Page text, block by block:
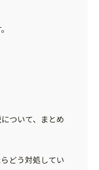
ついて、まとめ
どう対処してい